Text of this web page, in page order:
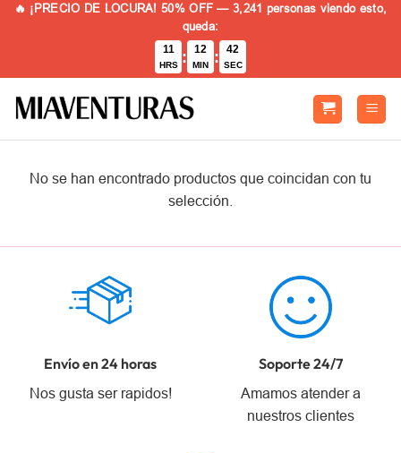
Saltar🔥 ¡PRECIO DE LOCURA! 50% OFF — 3,241 personas viendo esto,
queda:
11
HRS : 12
MIN : 42
SEC
No se han encontrado productos que coincidan con tu
selección.
Envío en 24 horas
Nos gusta ser rapidos!
Soporte 24/7
Amamos atender a
nuestros clientes